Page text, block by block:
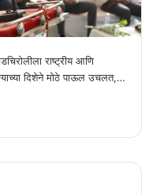
राष्ट्रीय आणि
दिशेने मोठे पाऊल उचलत,…